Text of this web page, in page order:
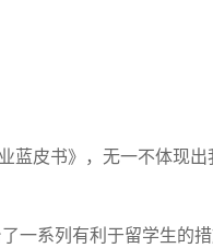
蓝皮书》 ，无一不体现
一系列有利于留学生的措